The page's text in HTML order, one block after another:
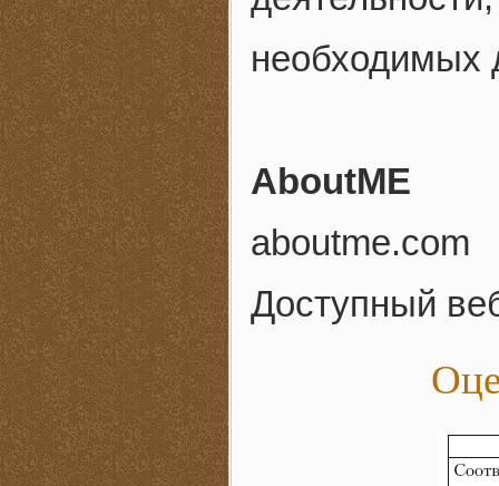
необходимых
AboutME
aboutme.com
Доступный